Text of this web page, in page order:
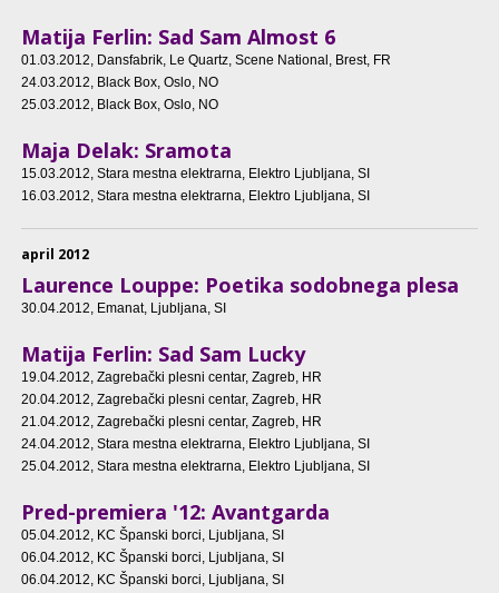
Matija Ferlin: Sad Sam Almost 6
01.03.2012, Dansfabrik, Le Quartz, Scene National, Brest, FR
24.03.2012, Black Box, Oslo, NO
25.03.2012, Black Box, Oslo, NO
Maja Delak: Sramota
15.03.2012, Stara mestna elektrarna, Elektro Ljubljana, SI
16.03.2012, Stara mestna elektrarna, Elektro Ljubljana, SI
april 2012
Laurence Louppe: Poetika sodobnega plesa
30.04.2012, Emanat, Ljubljana, SI
Matija Ferlin: Sad Sam Lucky
19.04.2012, Zagrebački plesni centar, Zagreb, HR
20.04.2012, Zagrebački plesni centar, Zagreb, HR
21.04.2012, Zagrebački plesni centar, Zagreb, HR
24.04.2012, Stara mestna elektrarna, Elektro Ljubljana, SI
25.04.2012, Stara mestna elektrarna, Elektro Ljubljana, SI
Pred-premiera '12: Avantgarda
05.04.2012, KC Španski borci, Ljubljana, SI
06.04.2012, KC Španski borci, Ljubljana, SI
06.04.2012, KC Španski borci, Ljubljana, SI